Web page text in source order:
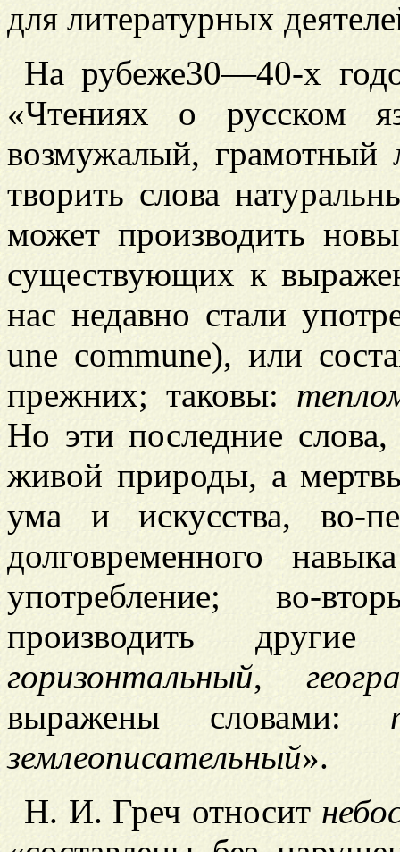
для литературных
На рубеже30—40-х
«Чтениях о русском
возмужалый, грамотный
творить слова
может производить
существующих к
нас недавно стали
une commune), или
прежних; таковы:
Но эти последние
живой природы, а
ума и искусства, во-
долговременного
употребление; во-
производить
горизонтальный,
выражены словами:
землеописательный».
Н. И. Греч относит